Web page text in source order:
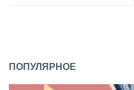
ПОПУЛЯРНОЕ